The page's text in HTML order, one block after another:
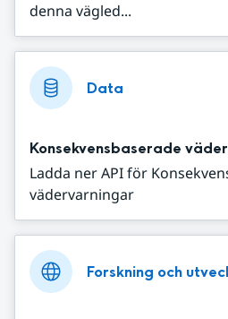
denna vägled...
Data
Konsekvensbaserade
Ladda ner API för
vädervarningar
Forskning och